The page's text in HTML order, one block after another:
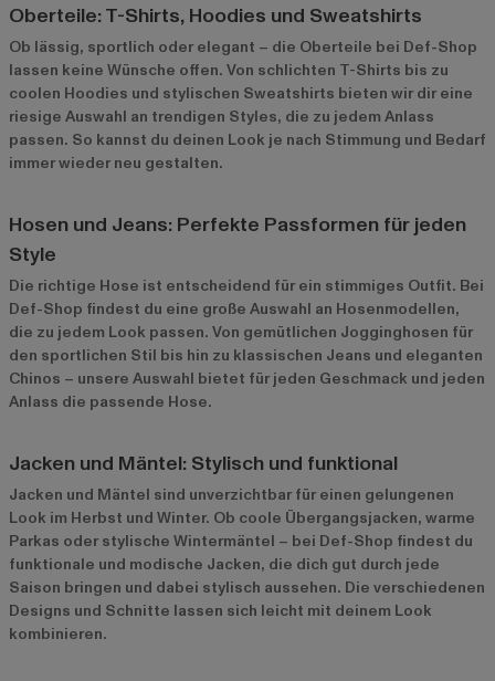
Oberteile: T-Shirts, Hoodies und Sweatshirts
Ob lässig, sportlich oder elegant – die Oberteile bei Def-Shop
lassen keine Wünsche offen. Von schlichten T-Shirts bis zu
coolen Hoodies und stylischen Sweatshirts bieten wir dir eine
riesige Auswahl an trendigen Styles, die zu jedem Anlass
passen. So kannst du deinen Look je nach Stimmung und Bedarf
immer wieder neu gestalten.
Hosen und Jeans: Perfekte Passformen für jeden
Style
Die richtige Hose ist entscheidend für ein stimmiges Outfit. Bei
Def-Shop findest du eine große Auswahl an Hosenmodellen,
die zu jedem Look passen. Von gemütlichen Jogginghosen für
den sportlichen Stil bis hin zu klassischen Jeans und eleganten
Chinos – unsere Auswahl bietet für jeden Geschmack und jeden
Anlass die passende Hose.
Jacken und Mäntel: Stylisch und funktional
Jacken und Mäntel sind unverzichtbar für einen gelungenen
Look im Herbst und Winter. Ob coole Übergangsjacken, warme
Parkas oder stylische Wintermäntel – bei Def-Shop findest du
funktionale und modische Jacken, die dich gut durch jede
Saison bringen und dabei stylisch aussehen. Die verschiedenen
Designs und Schnitte lassen sich leicht mit deinem Look
kombinieren.